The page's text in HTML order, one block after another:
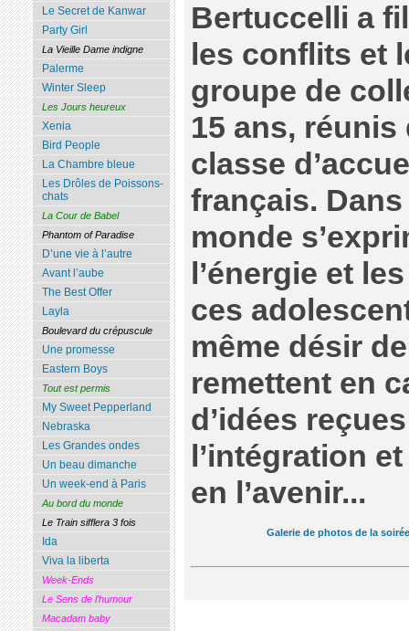
Bertuccelli a
les conflits et
groupe de
15 ans, réunis
classe
français.
monde
l’énergie et
ces
même désir
remettent en
d’idées
l’intégration
en l’avenir...
Galerie de photos de la soirée
Le Secret de Kanwar
Party Girl
La Vieille Dame indigne
Palerme
Winter Sleep
Les Jours heureux
Xenia
Bird People
La Chambre bleue
Les Drôles de Poissons-
chats
La Cour de Babel
Phantom of Paradise
D’une vie à l’autre
Avant l’aube
The Best Offer
Layla
Boulevard du crépuscule
Une promesse
Eastern Boys
Tout est permis
My Sweet Pepperland
Nebraska
Les Grandes ondes
Un beau dimanche
Un week-end à Paris
Au bord du monde
Le Train sifflera 3 fois
Ida
Viva la liberta
Week-Ends
Le Sens de l’humour
Macadam baby